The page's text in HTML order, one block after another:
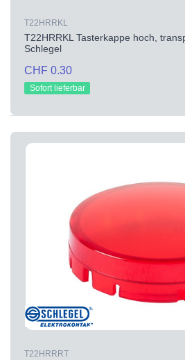
T22HRRKL
T22HRRKL Tasterkappe hoch,
Schlegel
CHF 0.30
Sofort lieferbar
T22HRRRT